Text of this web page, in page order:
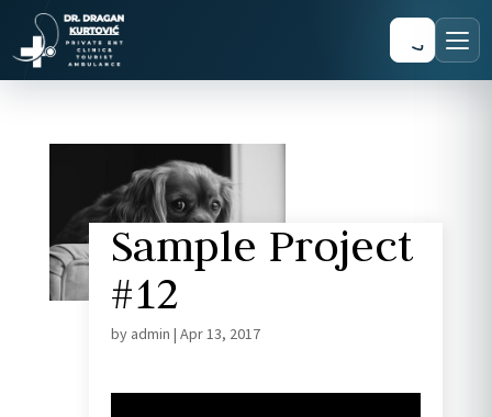
Sample Project
#12
by admin | Apr 13, 2017